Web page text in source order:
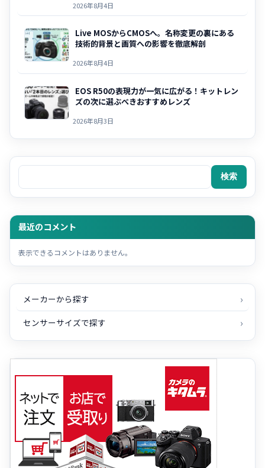
2026年8月4日
Live MOSからCMOSへ。名称変更の裏にある
技術的背景と画質への影響を徹底解剖
2026年8月4日
EOS R50の表現力が一気に広がる！キットレン
ズの次に選ぶべきおすすめレンズ
2026年8月3日
検索
検索
最近のコメント
表示できるコメントはありません。
メーカーから探す
センサーサイズで探す